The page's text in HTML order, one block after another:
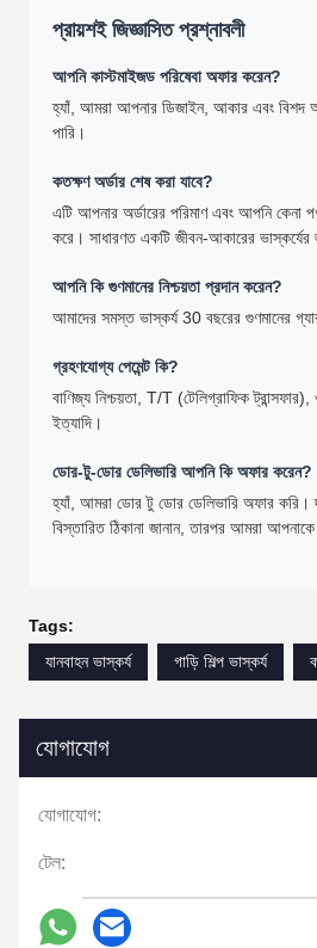
প্রায়শই জিজ্ঞাসিত প্রশ্নাবলী
আপনি কাস্টমাইজড পরিষেবা অফার করেন?
হ্যাঁ, আমরা আপনার ডিজাইন, আকার এবং বিশদ
পারি।
কতক্ষণ অর্ডার শেষ করা যাবে?
এটি আপনার অর্ডারের পরিমাণ এবং আপনি কেনা
করে। সাধারণত একটি জীবন-আকারের
আপনি কি গুণমানের নিশ্চয়তা প্রদান করেন?
আমাদের সমস্ত ভাস্কর্য 30 বছরের গুণমানের
গ্রহণযোগ্য পেমেন্ট কি?
বাণিজ্য নিশ্চয়তা, T/T (টেলিগ্রাফিক ট্রান্সফার),
ইত্যাদি।
ডোর-টু-ডোর ডেলিভারি আপনি কি অফার করেন?
হ্যাঁ, আমরা ডোর টু ডোর ডেলিভারি অফার করি।
বিস্তারিত ঠিকানা জানান, তারপর আমরা
Tags:
যানবাহন ভাস্কর্য
গাড়ি শিল্প ভাস্কর্য
যোগাযোগ
যোগাযোগ:
টেল: